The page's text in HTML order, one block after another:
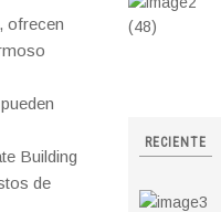
ofrecen
Building
de
RECIENTE